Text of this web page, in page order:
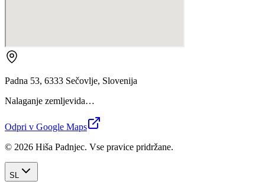
Padna 53, 6333 Sečovlje, Slovenija
Nalaganje zemljevida…
Odpri v Google Maps
© 2026 Hiša Padnjec. Vse pravice pridržane.
SL